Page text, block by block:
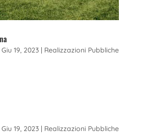
Giu 19, 2023| Realizzazioni Pubbliche
Giu 19, 2023| Realizzazioni Pubbliche